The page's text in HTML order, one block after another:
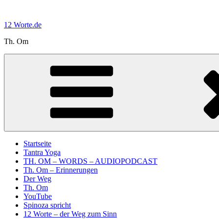
springen
12 Worte.de
Th. Om
Startseite
Tantra Yoga
TH. OM – WORDS – AUDIOPODCAST
Th. Om – Erinnerungen
Der Weg
Th. Om
YouTube
Spinoza spricht
12 Worte – der Weg zum Sinn